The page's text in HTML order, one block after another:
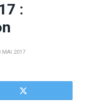
:
MAI 2017